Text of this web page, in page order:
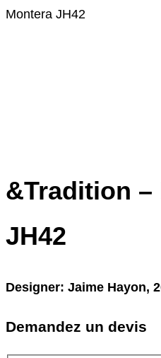
Montera JH42
&Tradition –
JH42
Designer: Jaime Hayon,
Demandez un devis